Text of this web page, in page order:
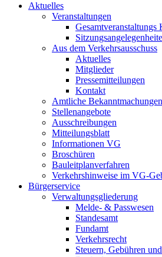
Aktuelles
Veranstaltungen
Gesamtveranstaltungs
Aus dem Verkehrsausschuss
Aktuelles
Mitglieder
Pressemitteilungen
Kontakt
Amtliche Bekanntmachungen
Stellenangebote
Ausschreibungen
Mitteilungsblatt
Informationen VG
Broschüren
Bauleitplanverfahren
Verkehrshinweise im VG-
Bürgerservice
Verwaltungsgliederung
Melde- & Passwesen
Standesamt
Fundamt
Verkehrsrecht
Steuern, Gebühren